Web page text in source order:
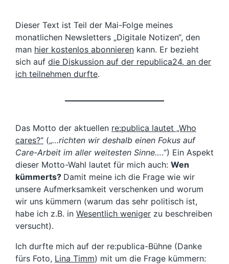
Dieser Text ist Teil der Mai-Folge meines
monatlichen Newsletters „Digitale Notizen“, den
man hier kostenlos abonnieren kann. Er bezieht
sich auf die Diskussion auf der republica24, an der
ich teilnehmen durfte.
Das Motto der aktuellen re:publica lautet „Who
cares?“ („…richten wir deshalb einen Fokus auf
Care-Arbeit im aller weitesten Sinne….“) Ein Aspekt
dieser Motto-Wahl lautet für mich auch: Wen
kümmerts? Damit meine ich die Frage wie wir
unsere Aufmerksamkeit verschenken und worum
wir uns kümmern (warum das sehr politisch ist,
habe ich z.B. in Wesentlich weniger zu beschreiben
versucht).
Ich durfte mich auf der re:publica-Bühne (Danke
fürs Foto, Lina Timm) mit um die Frage kümmern: